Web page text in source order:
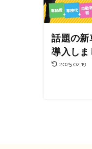
話題の
導入しま
2025.02.19